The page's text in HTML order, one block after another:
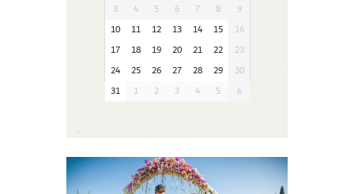
3
4 5 6 7 8
9
10
11 12 13 14 15
16
17
18 19 20 21 22
23
24
25 26 27 28 29
30
31
1 2 3 4 5 6